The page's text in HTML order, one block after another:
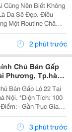
Nên Biết Không
Da Sẽ Đẹp. Điều
Một Routine Chăm
Cầu Làn Da Và
Biết Cách Kết Hợp...
2 phút trước
Chủ Bán Gấp
Phương, Tp.hà
Bán Gấp Lô 22 Tại
100
- Gần Trục Giao
Quốc Lộ 21A ↠ Di
Các...
3 phút trước